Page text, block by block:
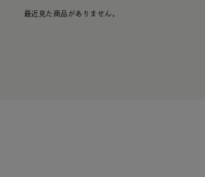
最近見た商品がありません。